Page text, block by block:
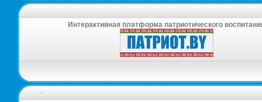
Интерактивная платформа патриотического
-